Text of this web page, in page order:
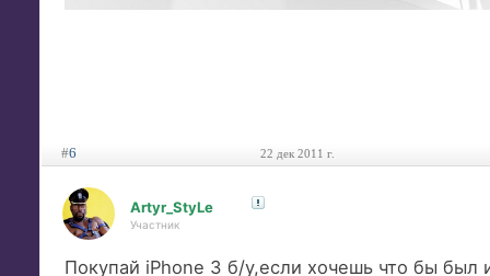
#6 22 дек 2011 г.
Artyr_StyLe
Участник
Покупай iPhone 3 б/у,если хочешь что бы